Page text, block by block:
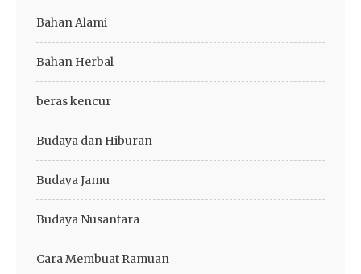
Bahan Alami
Bahan Herbal
beras kencur
Budaya dan Hiburan
Budaya Jamu
Budaya Nusantara
Cara Membuat Ramuan